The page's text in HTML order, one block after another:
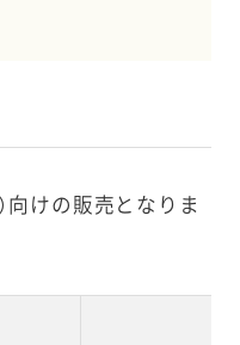
向けの販売となりま